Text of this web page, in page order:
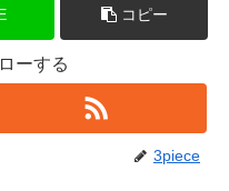
コピー
ーする
3piece